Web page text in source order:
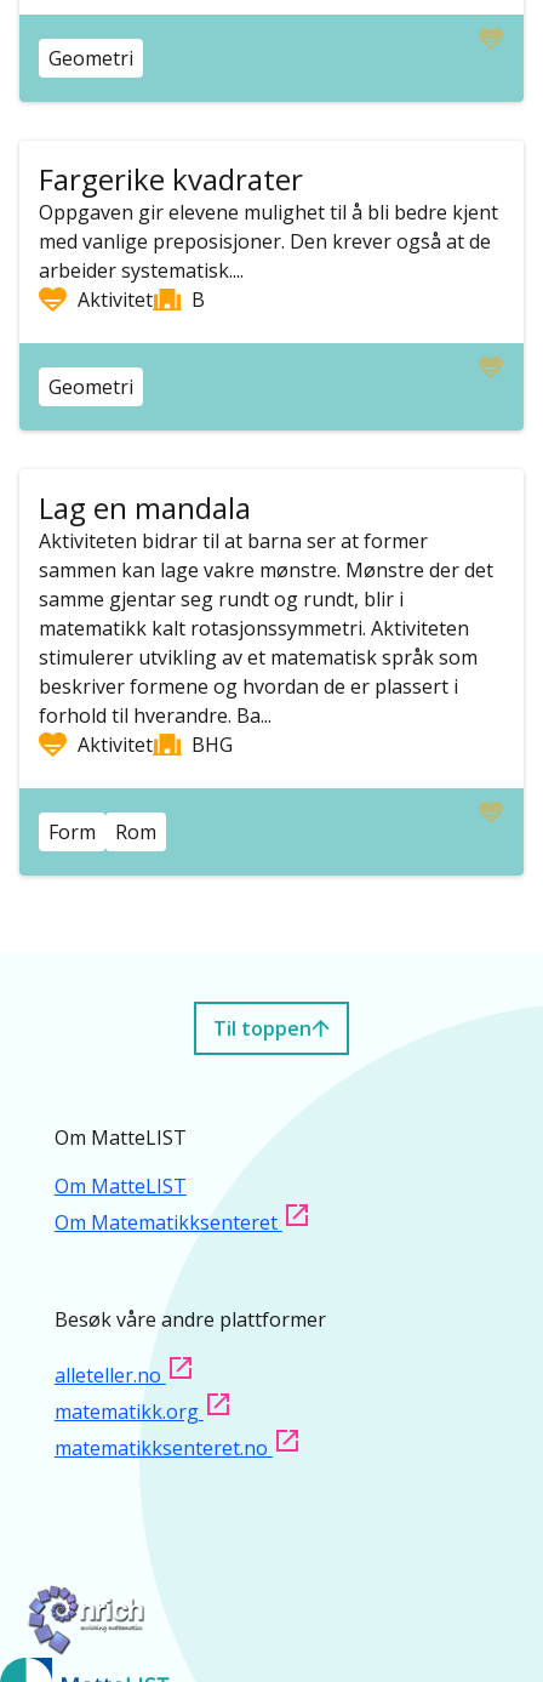
Geometri
Fargerike kvadrater
Oppgaven gir elevene mulighet til å bli bedre kjent
med vanlige preposisjoner. Den krever også at de
arbeider systematisk....
Aktivitet
B
Geometri
Lag en mandala
Aktiviteten bidrar til at barna ser at former
sammen kan lage vakre mønstre. Mønstre der det
samme gjentar seg rundt og rundt, blir i
matematikk kalt rotasjonssymmetri. Aktiviteten
stimulerer utvikling av et matematisk språk som
beskriver formene og hvordan de er plassert i
forhold til hverandre. Ba...
Aktivitet
BHG
Form Rom
Til toppen
Om MatteLIST
Om MatteLIST
Om Matematikksenteret
Besøk våre andre plattformer
alleteller.no
matematikk.org
matematikksenteret.no